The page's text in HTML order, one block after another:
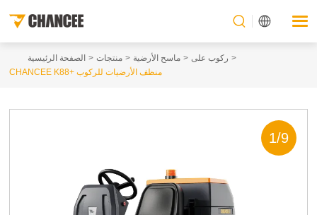
الصفحة الرئيسية منتجات ماسح الأرضية
ركوب على
CHANCEE K88+ منظف الأرضيات للركوب
1/9